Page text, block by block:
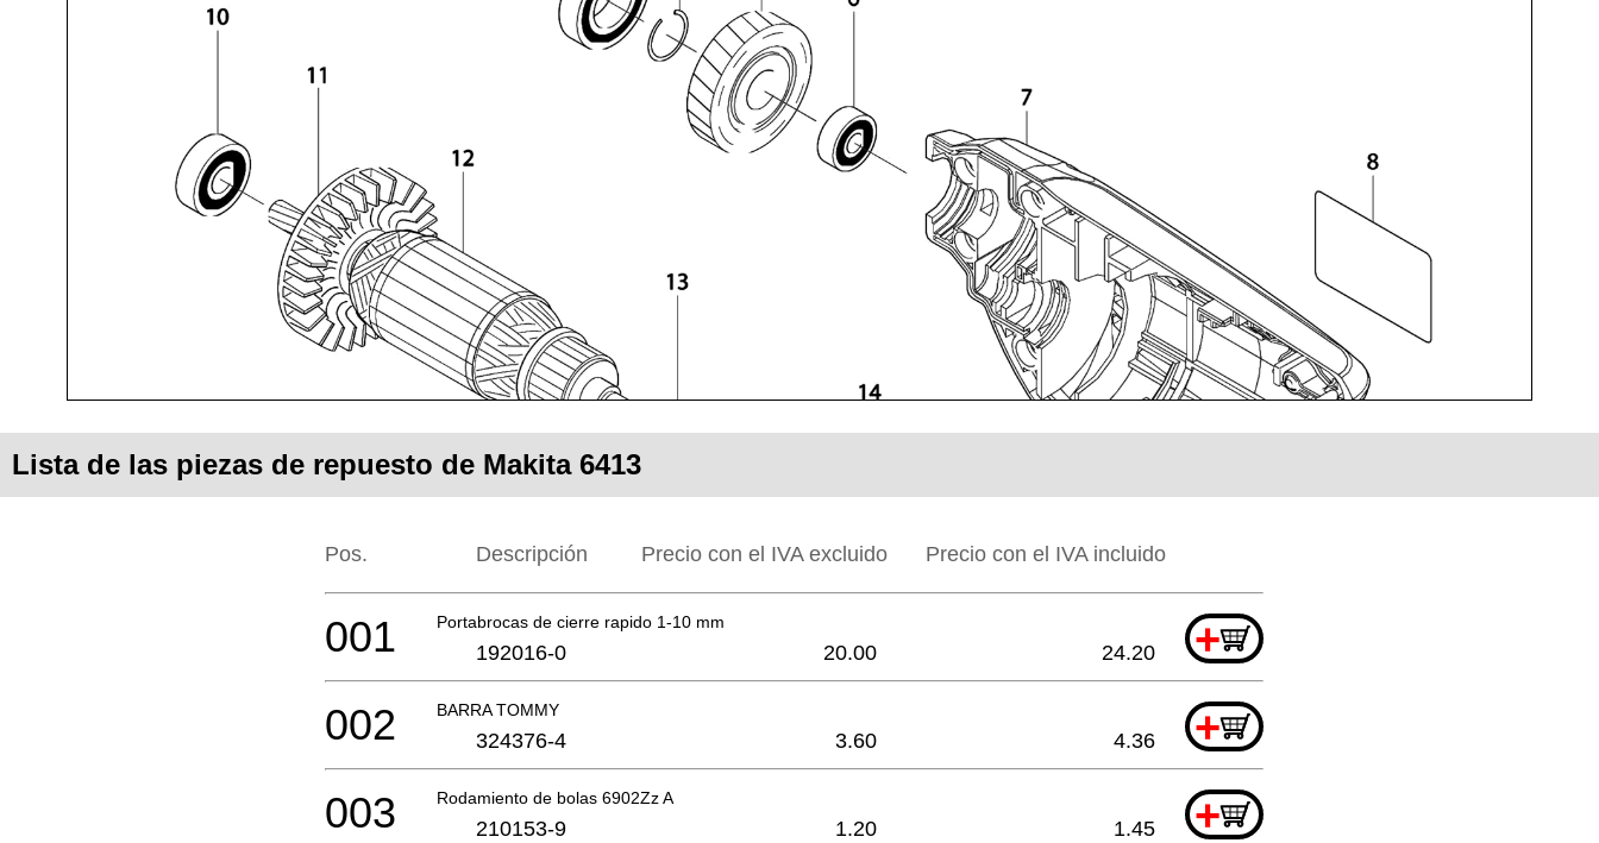
Lista de las piezas de repuesto de Makita 6413
Pos. Descripción Precio con el IVA excluido Precio con el IVA incluido
Portabrocas de cierre rapido 1-10 mm +
001 192016-0 20.00 24.20
BARRA TOMMY +
002 324376-4 3.60 4.36
Rodamiento de bolas 6902Zz A +
003 210153-9 1.20 1.45